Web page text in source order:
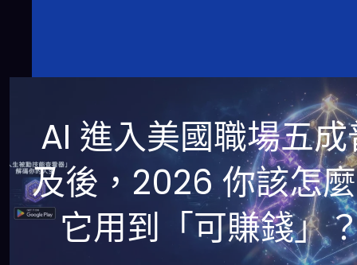
AI 進入美國職場五成
及後，2026 你該怎
它用到「可賺錢」